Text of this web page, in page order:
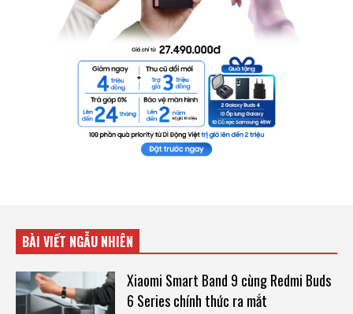
BÀI VIẾT NGẪU NHIÊN
Xiaomi Smart Band 9 cùng Redmi Buds
6 Series chính thức ra mắt